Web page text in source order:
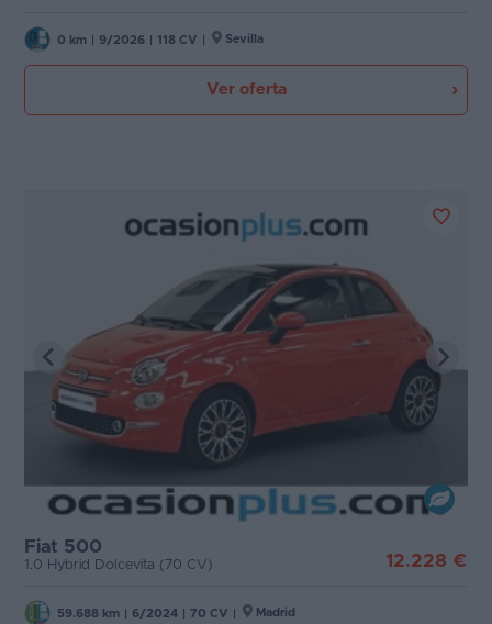
0 km 9/2026 118 CV Sevilla
Ver oferta
Fiat 500
1.0 Hybrid Dolcevita (70 CV) 12.228 €
59.688 km 6/2024 70 CV Madrid